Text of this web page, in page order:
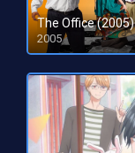
The Office (2005)
2005